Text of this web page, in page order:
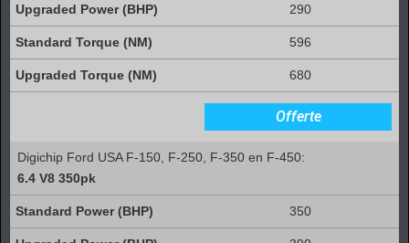
290
596
680
Offerte
Digichip Ford USA F-150, F-250, F-350 en F-450:
6.4 V8 350pk
350